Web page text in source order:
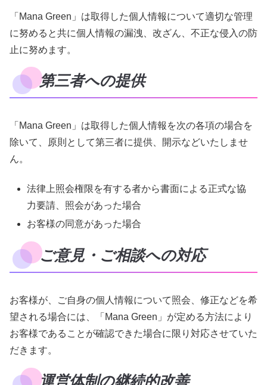
「Mana Green」は取得した個人情報について適切な管理
に努めると共に個人情報の漏洩、改ざん、不正な侵入の防
止に努めます。
第三者への提供
「Mana Green」は取得した個人情報を次の各項の場合を
除いて、原則として第三者に提供、開示などいたしませ
ん。
法律上照会権限を有する者から書面による正式な協
力要請、照会があった場合
お客様の同意があった場合
ご意見・ご相談への対応
お客様が、ご自身の個人情報について照会、修正などを希
望される場合には、「Mana Green」が定める方法により
お客様であることが確認できた場合に限り対応させていた
だきます。
運営体制の継続的改善